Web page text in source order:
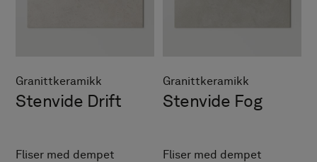
Granittkeramikk
Stenvide Drift
Fliser med dempet
Granittkeramikk
Stenvide Fog
Fliser med dempet